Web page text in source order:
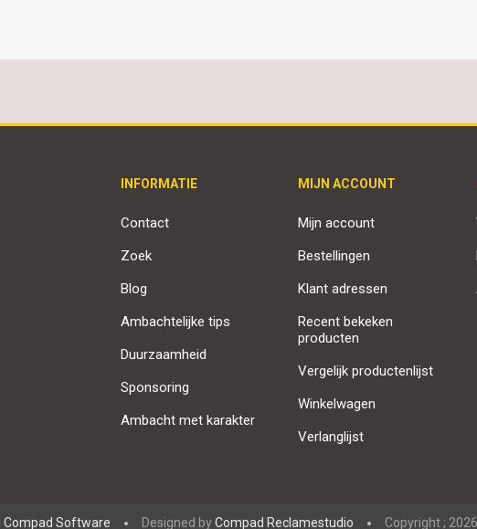
INFORMATIE
Contact
Zoek
Blog
Ambachtelijke tips
Duurzaamheid
Sponsoring
Ambacht met karakter
MIJN ACCOUNT
Mijn account
Bestellingen
Klant adressen
Recent bekeken
producten
Vergelijk productenlijst
Winkelwagen
Verlanglijst
Compad Software Designed byCompad Reclamestudio Copyright ;